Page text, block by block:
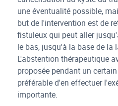
une éventualité possible,
but de l'intervention est de
fistuleux qui peut aller
le bas, jusqu'à la base de la
L'abstention thérapeutique
proposée pendant un
préférable d'en effectuer
importante.